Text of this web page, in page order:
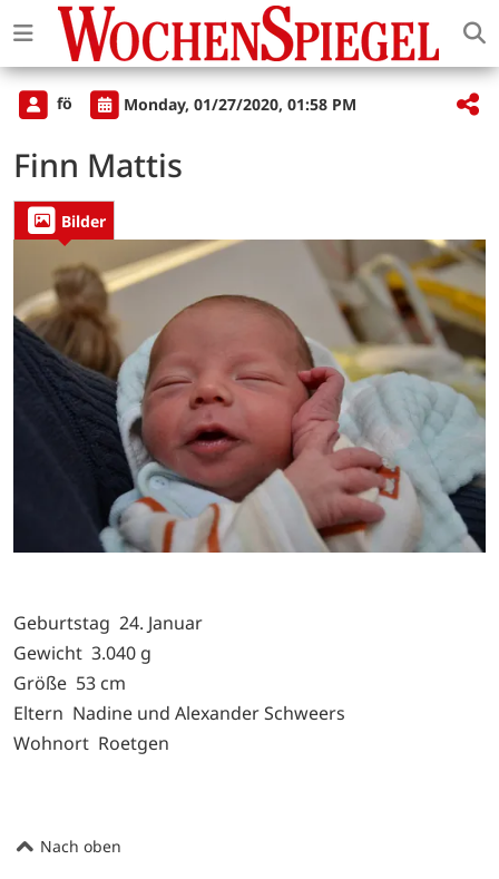
fö Monday, 01/27/2020, 01:58 PM
Finn Mattis
Bilder
Geburtstag 24. Januar
Gewicht 3.040 g
Größe 53 cm
Eltern Nadine und Alexander Schweers
Wohnort Roetgen
Nach oben